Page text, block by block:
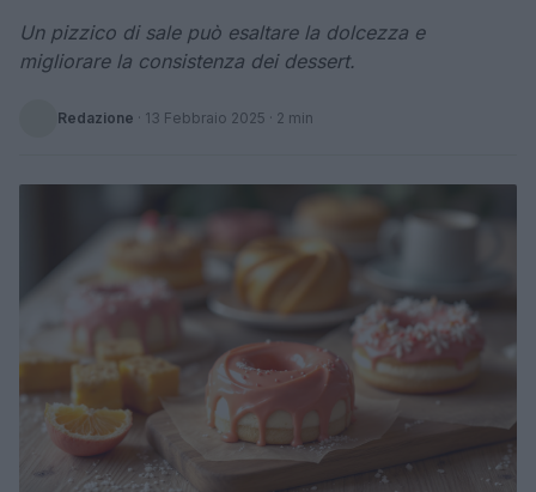
Un pizzico di sale può esaltare la dolcezza e
migliorare la consistenza dei dessert.
Redazione · 13 Febbraio 2025 · 2 min